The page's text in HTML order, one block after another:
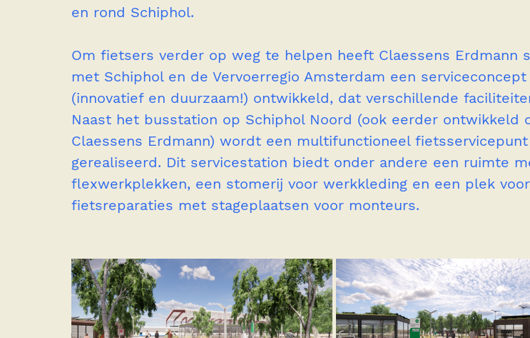
en rond Schiphol.
Om fietsers verder op weg te helpen heeft Claessens Erdmann
met Schiphol en de Vervoerregio Amsterdam een serviceconcept
(innovatief en duurzaam!) ontwikkeld, dat verschillende
Naast het busstation op Schiphol Noord (ook eerder ontwikkeld
Claessens Erdmann) wordt een multifunctioneel fietsservicepunt
gerealiseerd. Dit servicestation biedt onder andere een ruimte
flexwerkplekken, een stomerij voor werkkleding en een plek
fietsreparaties met stageplaatsen voor monteurs.